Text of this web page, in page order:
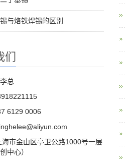
与烙铁焊锡的区别
们
总
6129 0006
海市金山区亭卫公路1000号一层
中心）